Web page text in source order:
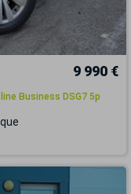
9 990 €
Business DSG7 5p